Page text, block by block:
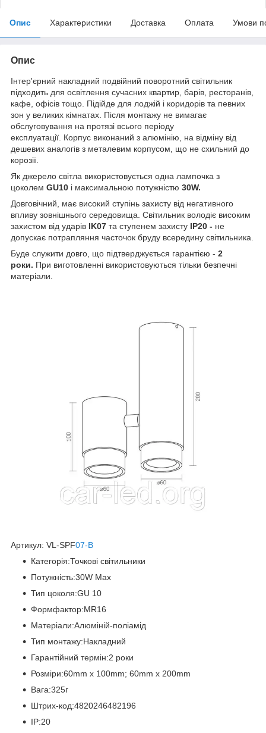
Опис Характеристики Доставка Оплата Умови
Опис
Інтер'єрний накладний подвійний поворотний світильник
підходить для освітлення сучасних квартир, барів, ресторанів,
кафе, офісів тощо. Підійде для лоджій і коридорів та певних
зон у великих кімнатах. Після монтажу не вимагає
обслуговування на протязі всього періоду
експлуатації. Корпус виконаний з алюмінію, на відміну від
дешевих аналогів з металевим корпусом, що не схильний до
корозії.
Як джерело світла використовується одна лампочка з
цоколем GU10 і максимальною потужністю 30W.
Довговічний, має високий ступінь захисту від негативного
впливу зовнішнього середовища. Світильник володіє високим
захистом від ударів IK07 та ступенем захисту IР20 - не
допускає потрапляння часточок бруду всередину світильника.
Буде служити довго, що підтверджується гарантією - 2
роки. При виготовленні використовуються тільки безпечні
матеріали.
Артикул: VL-SPF07-B
Категорія:Точкові світильники
Потужність:30W Max
Тип цоколя:GU 10
Формфактор:MR16
Матеріали:Алюміній-поліамід
Тип монтажу:Накладний
Гарантійний термін:2 роки
Розміри:60mm х 100mm; 60mm х 200mm
Вага:325г
Штрих-код:4820246482196
IP:20